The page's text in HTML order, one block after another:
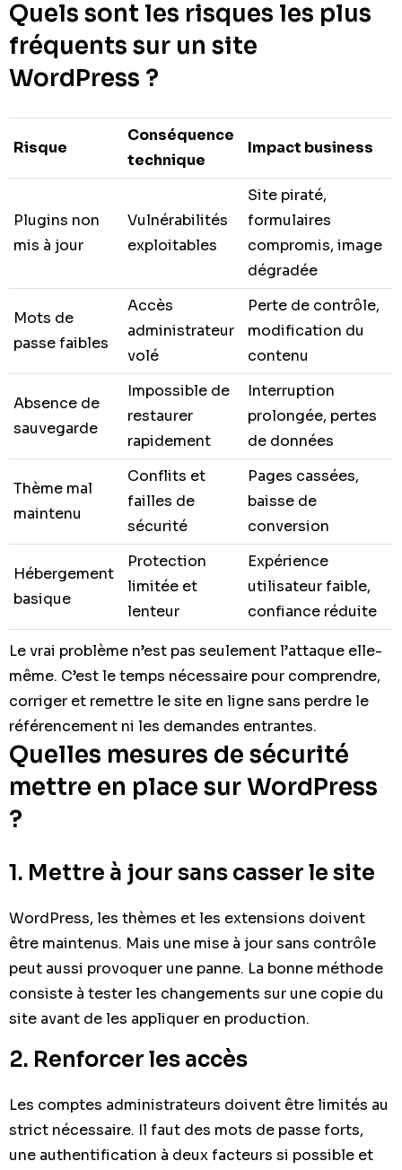
Quels sont les risques les plus
fréquents sur un site
WordPress ?
Risque
Conséquence
technique
Impact business
Plugins non
mis à jour
Vulnérabilités
exploitables
Site piraté,
formulaires
compromis, image
dégradée
Mots de
passe faibles
Accès
administrateur
volé
Perte de contrôle,
modification du
contenu
Absence de
sauvegarde
Impossible de
restaurer
rapidement
Interruption
prolongée, pertes
de données
Thème mal
maintenu
Conflits et
failles de
sécurité
Pages cassées,
baisse de
conversion
Hébergement
basique
Protection
limitée et
lenteur
Expérience
utilisateur faible,
confiance réduite
Le vrai problème n’est pas seulement l’attaque elle-
même. C’est le temps nécessaire pour comprendre,
corriger et remettre le site en ligne sans perdre le
référencement ni les demandes entrantes.
Quelles mesures de sécurité
mettre en place sur WordPress
?
1. Mettre à jour sans casser le site
WordPress, les thèmes et les extensions doivent
être maintenus. Mais une mise à jour sans contrôle
peut aussi provoquer une panne. La bonne méthode
consiste à tester les changements sur une copie du
site avant de les appliquer en production.
2. Renforcer les accès
Les comptes administrateurs doivent être limités au
strict nécessaire. Il faut des mots de passe forts,
une authentification à deux facteurs si possible et